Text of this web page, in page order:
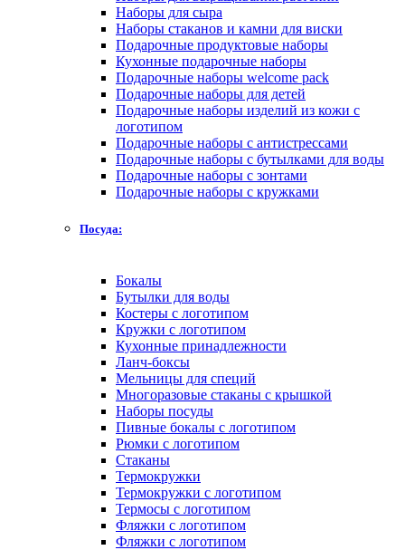
Наборы для сыра
Наборы стаканов и камни для виски
Подарочные продуктовые наборы
Кухонные подарочные наборы
Подарочные наборы welcome pack
Подарочные наборы для детей
Подарочные наборы изделий из кожи с
логотипом
Подарочные наборы с антистрессами
Подарочные наборы с бутылками для воды
Подарочные наборы с зонтами
Подарочные наборы с кружками
Посуда:
Бокалы
Бутылки для воды
Костеры с логотипом
Кружки с логотипом
Кухонные принадлежности
Ланч-боксы
Мельницы для специй
Многоразовые стаканы с крышкой
Наборы посуды
Пивные бокалы с логотипом
Рюмки с логотипом
Стаканы
Термокружки
Термокружки с логотипом
Термосы с логотипом
Фляжки с логотипом
Фляжки с логотипом